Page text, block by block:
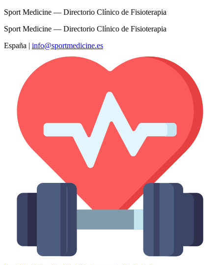
Sport Medicine — Directorio Clínico de Fisioterapia
Sport Medicine — Directorio Clínico de Fisioterapia
España | info@sportmedicine.es